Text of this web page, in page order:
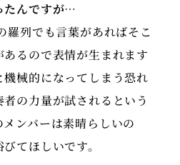
たんですが…
羅列でも言葉があればそこ
るので表情が生まれます
械的になってしまう恐れ
の力量が試されるという
ンバーは素晴らしいの
てほしいです。